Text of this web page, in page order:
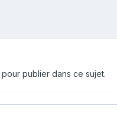
pour publier dans ce sujet.